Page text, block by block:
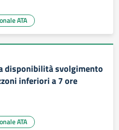
ATA
disponibilità svolgimento
inferiori a 7 ore
ATA